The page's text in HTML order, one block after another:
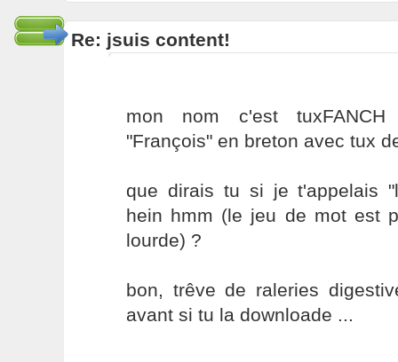
Re: jsuis content!
mon nom c'est
"François" en breton avec tux
que dirais tu si je t'appelais
hein hmm (le jeu de mot est
lourde) ?
bon, trêve de raleries
avant si tu la downloade ...